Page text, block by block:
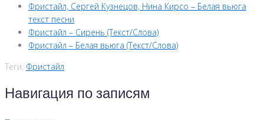
Фристайл, Сергей Кузнецов, Нина Кирсо – Белая вьюга
текст песни
Фристайл – Сирень (Текст/Слова)
Фристайл – Белая вьюга (Текст/Слова)
Теги: Фристайл
Навигация по записям